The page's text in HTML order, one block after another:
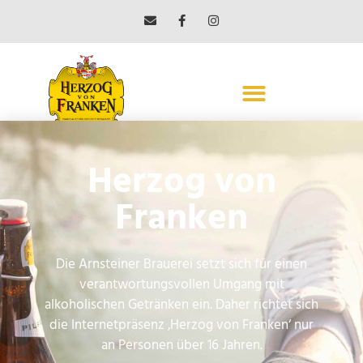
Main-Center
Veitshöchheim
← Vorheriger Beitrag Nächster Beitrag →
ARNSTEINER BRAUEREI
MAX BENDER GMBH & CO. KG
Herzog von
Franken
Die Arnsteiner Brauerei setzt sich für einen
verantwortungsvollen Umgang mit
alkoholischen Getränken ein. Daher richtet sich
die Internetpräsenz ‚Herzog von Franken‘ nur
an Personen über 16 Jahren.